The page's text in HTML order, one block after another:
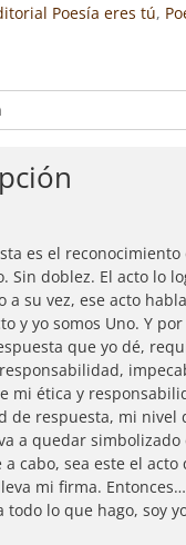
Poesía eres tú,
es el reconocimiento
Sin doblez. El acto lo
a su vez, ese acto
y yo somos Uno. Y por
que yo dé,
mi ética y
de respuesta, mi nivel
a quedar simbolizado
cabo, sea este el acto
mi firma.
todo lo que hago, soy